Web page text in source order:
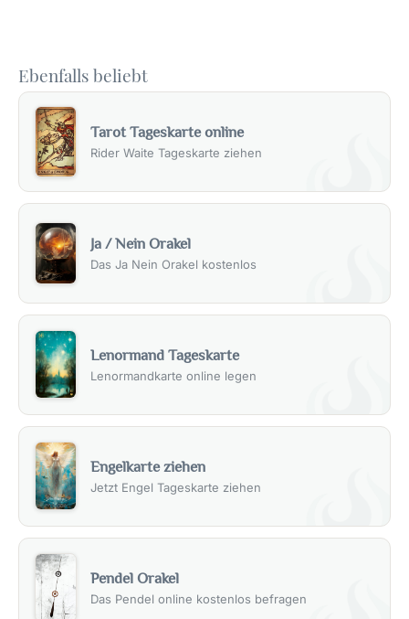
Ebenfalls beliebt
Tarot Tageskarte online
Rider Waite Tageskarte ziehen
Ja / Nein Orakel
Das Ja Nein Orakel kostenlos
Lenormand Tageskarte
Lenormandkarte online legen
Engelkarte ziehen
Jetzt Engel Tageskarte ziehen
Pendel Orakel
Das Pendel online kostenlos befragen